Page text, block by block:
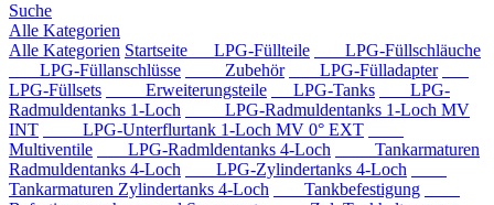
Suche
Alle Kategorien
Alle Kategorien Startseite LPG-Füllteile
LPG-Füllschläuche
LPG-Füllanschlüsse
Zubehör
LPG-Fülladapter
LPG-Füllsets
Erweiterungsteile LPG-Tanks
LPG-
Radmuldentanks 1-Loch
LPG-Radmuldentanks 1-Loch MV
INT
LPG-Unterflurtank 1-Loch MV 0° EXT
Multiventile
LPG-Radmldentanks 4-Loch
Tankarmaturen
Radmuldentanks 4-Loch
LPG-Zylindertanks 4-Loch
Tankarmaturen Zylindertanks 4-Loch
Tankbefestigung